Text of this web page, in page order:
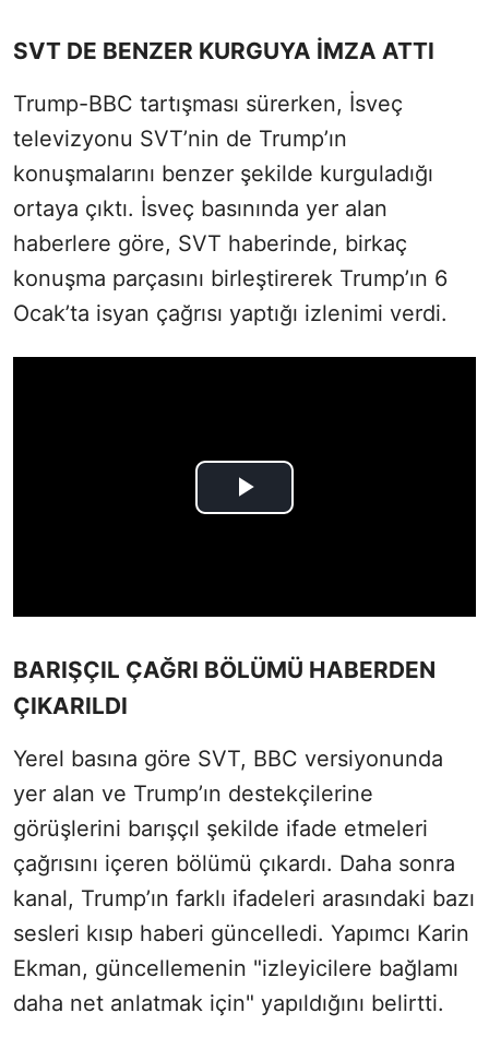
SVT DE BENZER KURGUYA İMZA ATTI
Trump-BBC tartışması sürerken, İsveç
televizyonu SVT’nin de Trump’ın
konuşmalarını benzer şekilde kurguladığı
ortaya çıktı. İsveç basınında yer alan
haberlere göre, SVT haberinde, birkaç
konuşma parçasını birleştirerek Trump’ın 6
Ocak’ta isyan çağrısı yaptığı izlenimi verdi.
BARIŞÇIL ÇAĞRI BÖLÜMÜ HABERDEN
ÇIKARILDI
Yerel basına göre SVT, BBC versiyonunda
yer alan ve Trump’ın destekçilerine
görüşlerini barışçıl şekilde ifade etmeleri
çağrısını içeren bölümü çıkardı. Daha sonra
kanal, Trump’ın farklı ifadeleri arasındaki bazı
sesleri kısıp haberi güncelledi. Yapımcı Karin
Ekman, güncellemenin "izleyicilere bağlamı
daha net anlatmak için" yapıldığını belirtti.